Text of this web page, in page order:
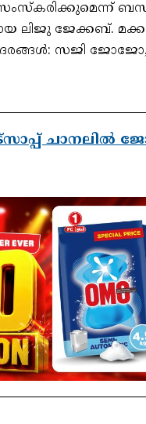
ലിജു ജേക്കബ്.
സജി
ചാനലിൽ